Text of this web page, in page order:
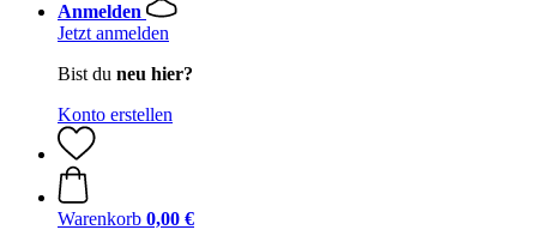
Anmelden
Jetzt anmelden
Bist du neu hier?
Konto erstellen
Warenkorb 0,00 €